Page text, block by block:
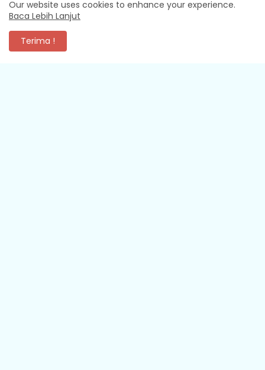
KOMENTAR
Our website uses cookies to enhance your experience.
Baca Lebih Lanjut
Terima !